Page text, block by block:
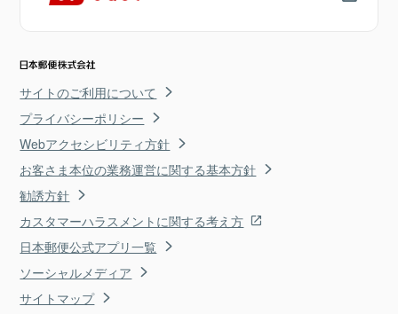
サイトのご利用について
プライバシーポリシー
Webアクセシビリティ方針
お客さま本位の業務運営に関する基本方針
勧誘方針
カスタマーハラスメントに関する考え方
日本郵便公式アプリ一覧
ソーシャルメディア
サイトマップ